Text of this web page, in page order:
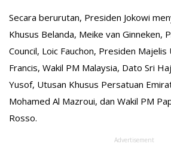
Secara berurutan, Presiden Jokowi
Khusus Belanda, Meike van Ginneken,
Council, Loic Fauchon, Presiden Majelis
Francis, Wakil PM Malaysia, Dato Sri
Yusof, Utusan Khusus Persatuan
Mohamed Al Mazroui, dan Wakil PM
Rosso.
Advertisement